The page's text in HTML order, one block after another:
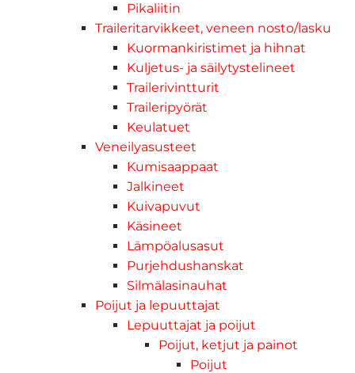
Pikaliitin
Traileritarvikkeet, veneen nosto/lasku
Kuormankiristimet ja hihnat
Kuljetus- ja säilytystelineet
Trailerivintturit
Traileripyörät
Keulatuet
Veneilyasusteet
Kumisaappaat
Jalkineet
Kuivapuvut
Käsineet
Lämpöalusasut
Purjehdushanskat
Silmälasinauhat
Poijut ja lepuuttajat
Lepuuttajat ja poijut
Poijut, ketjut ja painot
Poijut